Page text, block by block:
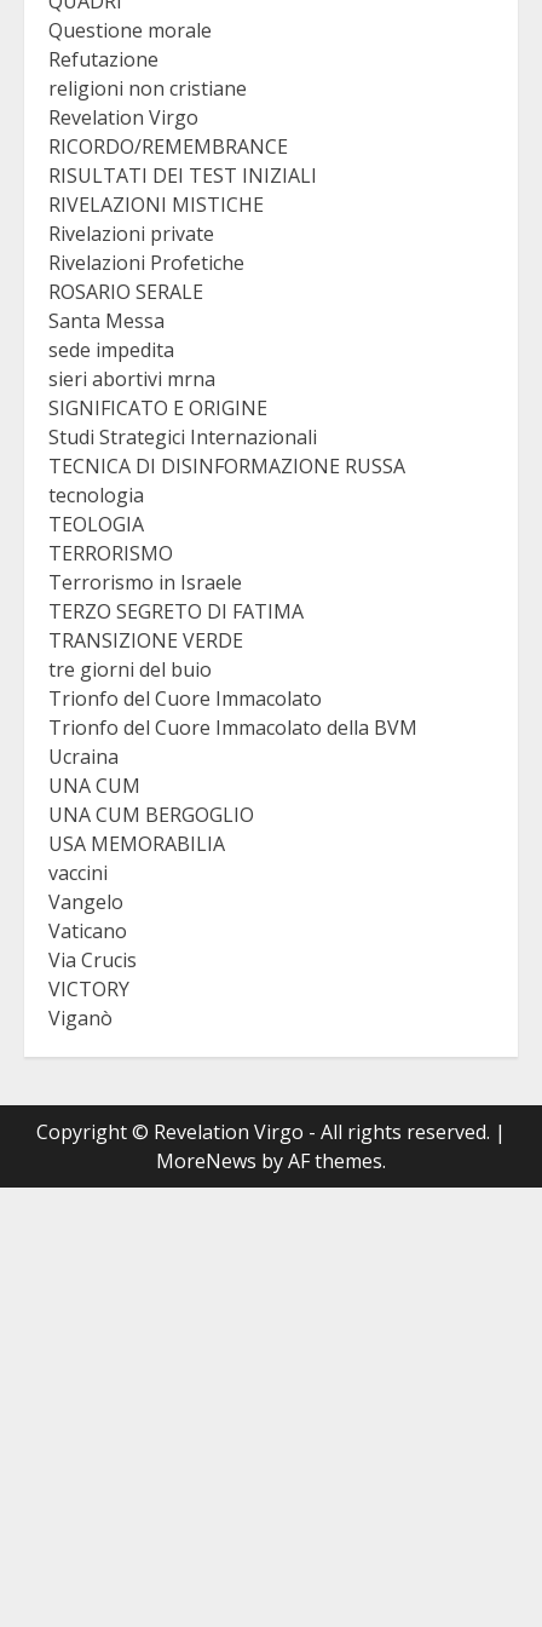
Questione morale
Refutazione
religioni non cristiane
Revelation Virgo
RICORDO/REMEMBRANCE
RISULTATI DEI TEST INIZIALI
RIVELAZIONI MISTICHE
Rivelazioni private
Rivelazioni Profetiche
ROSARIO SERALE
Santa Messa
sede impedita
sieri abortivi mrna
SIGNIFICATO E ORIGINE
Studi Strategici Internazionali
TECNICA DI DISINFORMAZIONE RUSSA
tecnologia
TEOLOGIA
TERRORISMO
Terrorismo in Israele
TERZO SEGRETO DI FATIMA
TRANSIZIONE VERDE
tre giorni del buio
Trionfo del Cuore Immacolato
Trionfo del Cuore Immacolato della BVM
Ucraina
UNA CUM
UNA CUM BERGOGLIO
USA MEMORABILIA
vaccini
Vangelo
Vaticano
Via Crucis
VICTORY
Viganò
Copyright © Revelation Virgo - All rights reserved. |
MoreNews by AF themes.